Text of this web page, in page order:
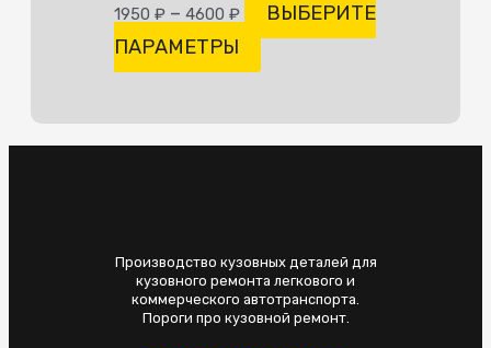
1950₽ –4600₽
ВЫБЕРИТЕ
ПАРАМЕТРЫ
Производство кузовных деталей для
кузовного ремонта легкового и
коммерческого автотранспорта.
Пороги про кузовной ремонт.